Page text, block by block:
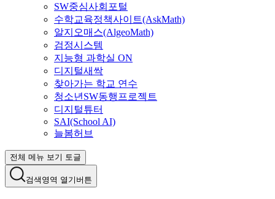
SW중심사회포털
수학교육정책사이트(AskMath)
알지오매스(AlgeoMath)
검정시스템
지능형 과학실 ON
디지털새싹
찾아가는 학교 연수
청소년SW동행프로젝트
디지털튜터
SAI(School AI)
늘봄허브
전체 메뉴 보기 토글
검색영역 열기버튼